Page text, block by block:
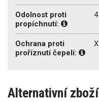
Odolnost proti
propíchnutí:
4
Ochrana proti
proříznutí čepelí:
X
Alternativní zboží